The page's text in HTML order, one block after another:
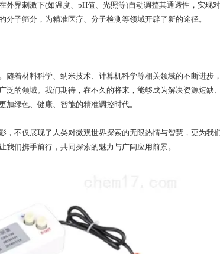
外界刺激下(如温度、pH值、光照等)自动调整其通透性，实现
子筛分，为精准医疗、分子检测等领域开辟了新的途径。
着材料科学、纳米技术、计算机科学等相关领域的不断进步
泛的领域。我们期待，在不久的将来，能够成为解决资源短缺
绿色、健康、智能的精准调控时代。
不仅展现了人类对微观世界探索的无限热情与智慧，更为我
们携手前行，共同探索的魅力与广阔应用前景。